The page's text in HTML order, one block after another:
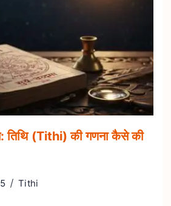
तिथि (Tithi) की गणना कैसे की
Tithi